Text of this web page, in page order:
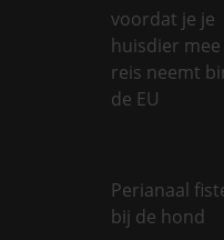
voordat je je
huisdier
reis neemt
de EU
Perianaal
bij de hond